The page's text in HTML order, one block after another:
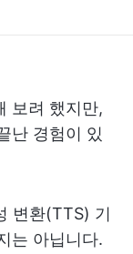
보려 했지만,
난 경험이 있
변환(TTS) 기
는 아닙니다.